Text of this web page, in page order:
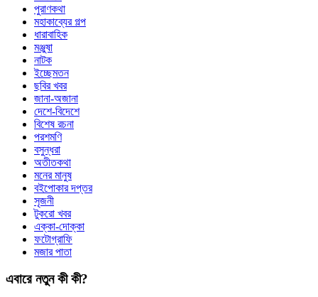
পুরাণকথা
মহাকাব্যের গল্প
ধারাবাহিক
মঞ্জুষা
নাটক
ইচ্ছেমতন
ছবির খবর
জানা-অজানা
দেশে-বিদেশে
বিশেষ রচনা
পরশমণি
বসুন্ধরা
অতীতকথা
মনের মানুষ
বইপোকার দপ্তর
সৃজনী
টুকরো খবর
এক্কা-দোক্কা
ফটোগ্রাফি
মজার পাতা
এবারে নতুন কী কী?